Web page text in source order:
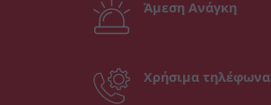
Άμεση Ανάγκη
Χρήσιμα τηλέφωνα